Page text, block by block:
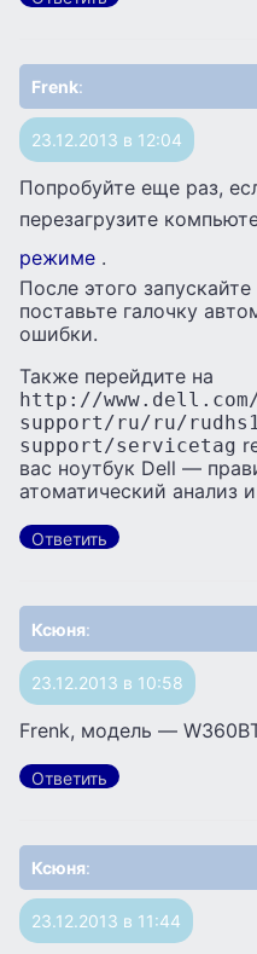
Frenk:
23.12.2013 в 12:04
Попробуйте еще раз,
перезагрузите
режиме .
После этого
поставьте галочку
ошибки.
Также перейдите на
http://
support/ru/ru/
support/servicetag
вас ноутбук Dell —
атоматический анализ
Ответить
Ксюня:
23.12.2013 в 10:58
Frenk, модель —
Ответить
Ксюня:
23.12.2013 в 11:44